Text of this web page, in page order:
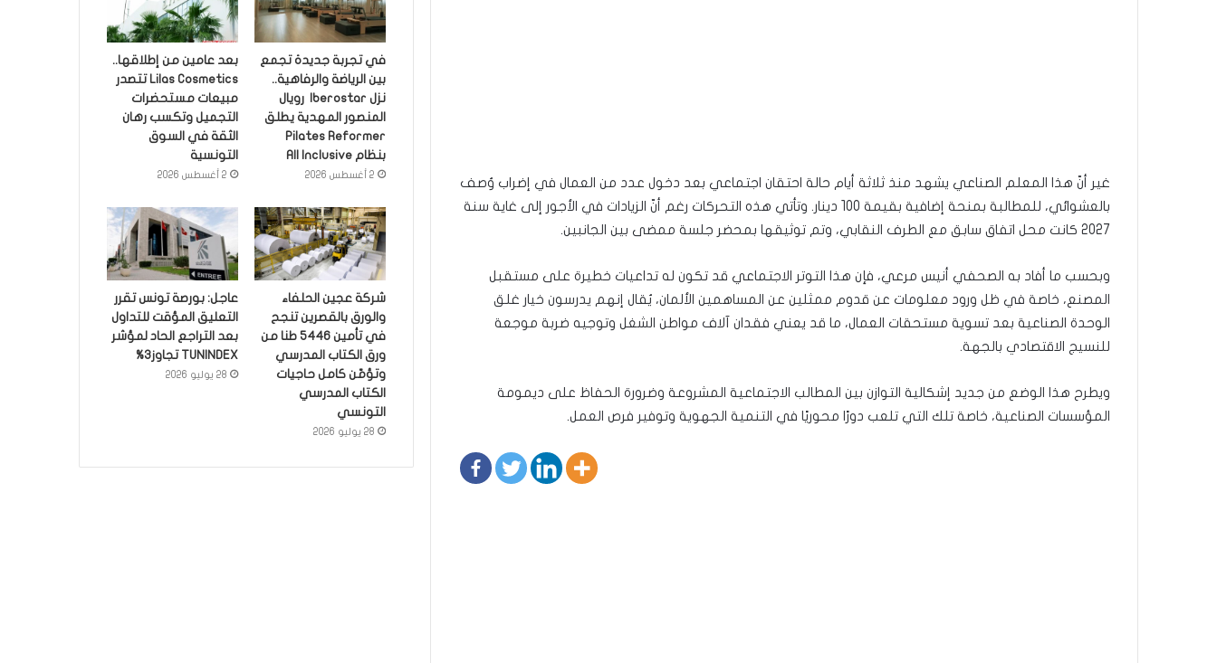
غير أنّ هذا المعلم الصناعي يشهد منذ ثلاثة أيام حالة احتقان اجتماعي بعد دخول عدد من العمال في إضراب وُصف
بالعشوائي، للمطالبة بمنحة إضافية بقيمة 100 دينار. وتأتي هذه التحركات رغم أنّ الزيادات في الأجور إلى غاية سنة
2027 كانت محل اتفاق سابق مع الطرف النقابي، وتم توثيقها بمحضر جلسة ممضى بين الجانبين.
وبحسب ما أفاد به الصحفي أنيس مرعي، فإن هذا التوتر الاجتماعي قد تكون له تداعيات خطيرة على مستقبل
المصنع، خاصة في ظل ورود معلومات عن قدوم ممثلين عن المساهمين الألمان، يُقال إنهم يدرسون خيار غلق
الوحدة الصناعية بعد تسوية مستحقات العمال، ما قد يعني فقدان آلاف مواطن الشغل وتوجيه ضربة موجعة
للنسيج الاقتصادي بالجهة.
ويطرح هذا الوضع من جديد إشكالية التوازن بين المطالب الاجتماعية المشروعة وضرورة الحفاظ على ديمومة
المؤسسات الصناعية، خاصة تلك التي تلعب دورًا محوريًا في التنمية الجهوية وتوفير فرص العمل.
في تجربة جديدة تجمع
بين الرياضة والرفاهية..
نزل Iberostar رويال
المنصور المهدية يطلق
Pilates Reformer
بنظام All Inclusive
2 أغسطس 2026
بعد عامين من إطلاقها..
Lilas Cosmetics تتصدر
مبيعات مستحضرات
التجميل وتكسب رهان
الثقة في السوق
التونسية
2 أغسطس 2026
شركة عجين الحلفاء
والورق بالقصرين تنجح
في تأمين 5446 طنا من
ورق الكتاب المدرسي
وتؤمّن كامل حاجيات
الكتاب المدرسي
التونسي
28 يوليو 2026
عاجل: بورصة تونس تقرر
التعليق المؤقت للتداول
بعد التراجع الحاد لمؤشر
TUNINDEX تجاوز3%
28 يوليو 2026